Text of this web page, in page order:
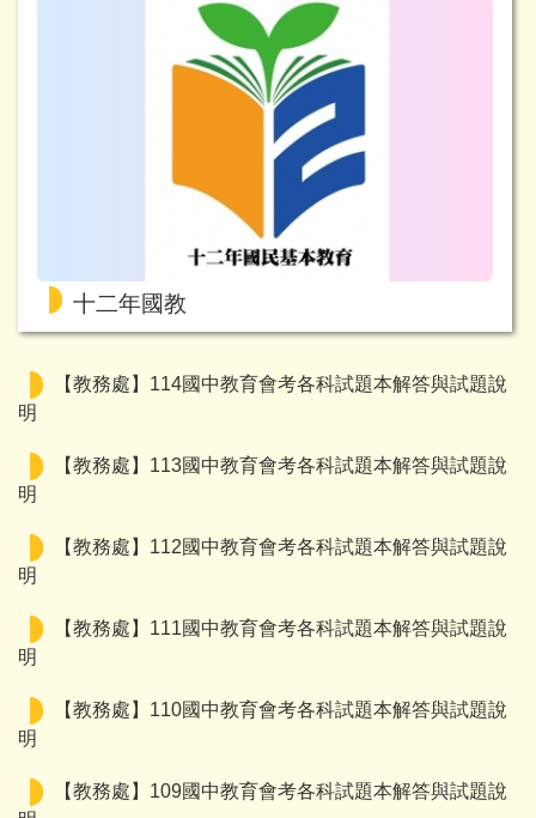
十二年國教
【教務處】114國中教育會考各科試題本解答與試題說
明
【教務處】113國中教育會考各科試題本解答與試題說
明
【教務處】112國中教育會考各科試題本解答與試題說
明
【教務處】111國中教育會考各科試題本解答與試題說
明
【教務處】110國中教育會考各科試題本解答與試題說
明
【教務處】109國中教育會考各科試題本解答與試題說